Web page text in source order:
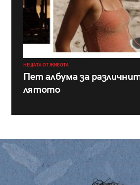
НЕЩАТА ОТ ЖИВОТА
Пет албума за
лятото